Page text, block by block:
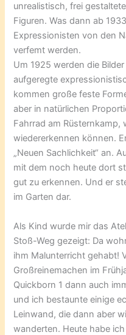
unrealistisch, frei
Figuren. Was dann ab
Expressionisten von den
verfemt werden.
Um 1925 werden die
aufgeregte
kommen große feste
aber in natürlichen
Fahrrad am Rüsternkamp,
wiedererkennen können.
„Neuen Sachlichkeit“ an.
mit dem noch heute dort
gut zu erkennen. Und er
im Garten dar.
Als Kind wurde mir das
Stoß-Weg gezeigt: Da
ihm Malunterricht gehabt!
Großreinemachen im
Quickborn 1 dann auch
und ich bestaunte einige
Leinwand, die dann aber
wanderten. Heute habe